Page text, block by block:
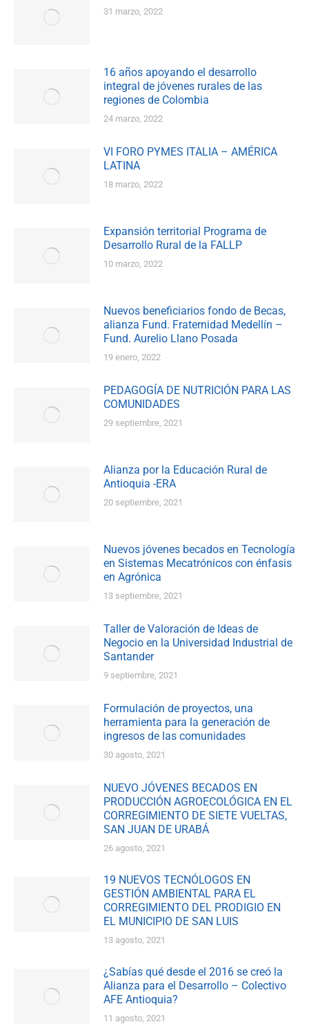
31 marzo, 2022
16 años apoyando el desarrollo
integral de jóvenes rurales de las
regiones de Colombia
24 marzo, 2022
VI FORO PYMES ITALIA – AMÉRICA
LATINA
18 marzo, 2022
Expansión territorial Programa de
Desarrollo Rural de la FALLP
10 marzo, 2022
Nuevos beneficiarios fondo de Becas,
alianza Fund. Fraternidad Medellín –
Fund. Aurelio Llano Posada
19 enero, 2022
PEDAGOGÍA DE NUTRICIÓN PARA LAS
COMUNIDADES
29 septiembre, 2021
Alianza por la Educación Rural de
Antioquia -ERA
20 septiembre, 2021
Nuevos jóvenes becados en Tecnología
en Sistemas Mecatrónicos con énfasis
en Agrónica
13 septiembre, 2021
Taller de Valoración de Ideas de
Negocio en la Universidad Industrial de
Santander
9 septiembre, 2021
Formulación de proyectos, una
herramienta para la generación de
ingresos de las comunidades
30 agosto, 2021
NUEVO JÓVENES BECADOS EN
PRODUCCIÓN AGROECOLÓGICA EN EL
CORREGIMIENTO DE SIETE VUELTAS,
SAN JUAN DE URABÁ
26 agosto, 2021
19 NUEVOS TECNÓLOGOS EN
GESTIÓN AMBIENTAL PARA EL
CORREGIMIENTO DEL PRODIGIO EN
EL MUNICIPIO DE SAN LUIS
13 agosto, 2021
¿Sabías qué desde el 2016 se creó la
Alianza para el Desarrollo – Colectivo
AFE Antioquia?
11 agosto, 2021